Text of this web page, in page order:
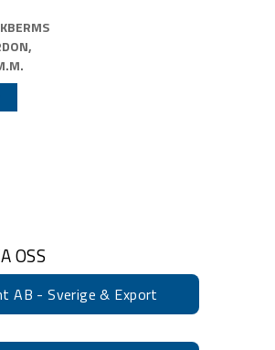
OSS
AB - Sverige & Export